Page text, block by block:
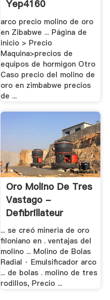
Yep4160
arco precio molino de oro
en Zibabwe ... Página de
inicio > Precio
Maquina>precios de
equipos de hormigon Otro
Caso precio del molino de
oro en zimbabwe precios
de ...
Oro Molino De Tres
Vastago -
Defibrillateur
... se creó mineria de oro
filoniano en . ventajas del
molino ... Molino de Bolas
Radial · Emulsificador arco
... de bolas . molino de tres
rodillos, Precio ...